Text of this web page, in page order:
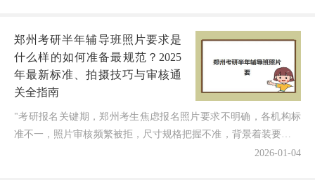
郑州考研半年辅导班照片要求是
什么样的如何准备最规范？2025
年最新标准、拍摄技巧与审核通
关全指南
"考研报名关键期，郑州考生焦虑报名照片要求不明确，各机构标
准不一，照片审核频繁被拒，尺寸规格把握不准，背景着装要求模
糊，电子版格式容易出错，到底郑州考研半年辅导班照片要求...
2026-01-04